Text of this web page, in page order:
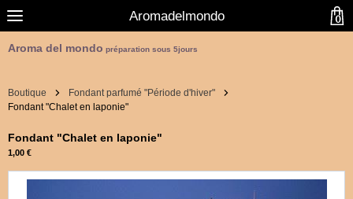
Aromadelmondo
Aroma del mondo préparation sous 5jours
Boutique
Fondant parfumé "Période d'hiver"
Fondant "Chalet en laponie"
Fondant "Chalet en laponie"
1,00 €
0